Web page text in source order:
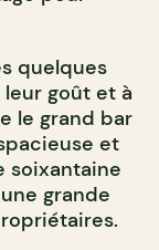
quelques
goût et à
le grand bar
et
soixantaine
grande